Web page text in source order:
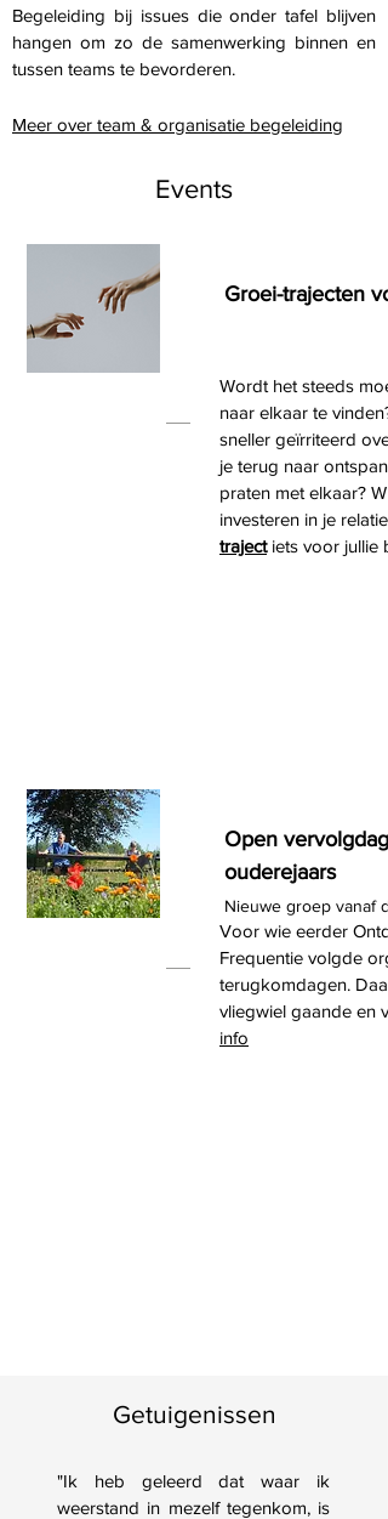
Begeleiding bij issues die onder tafel blijven
hangen om zo de samenwerking binnen en
tussen teams te bevorderen.
Meer over team & organisatie begeleiding
Events
Groei-trajecten
Wordt het steeds
naar elkaar te
sneller geïrriteerd
je terug naar
praten met elkaar?
investeren in je
trajectiets voor jullie
Open
ouderejaars
Nieuwe groep vanaf
Voor wie eerder
Frequentie volgde
terugkomdagen.
vliegwiel gaande en
info
Getuigenissen
"Ik heb geleerd dat waar ik
weerstand in mezelf tegenkom, is